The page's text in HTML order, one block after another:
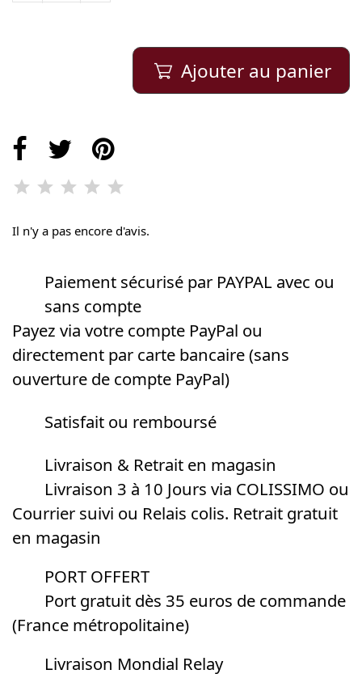
 Ajouter au panier
Il n'y a pas encore d'avis.
Paiement sécurisé par PAYPAL avec ou
sans compte
Payez via votre compte PayPal ou
directement par carte bancaire (sans
ouverture de compte PayPal)
Satisfait ou remboursé
Livraison & Retrait en magasin
Livraison 3 à 10 Jours via COLISSIMO ou
Courrier suivi ou Relais colis. Retrait gratuit
en magasin
PORT OFFERT
Port gratuit dès 35 euros de commande
(France métropolitaine)
Livraison Mondial Relay